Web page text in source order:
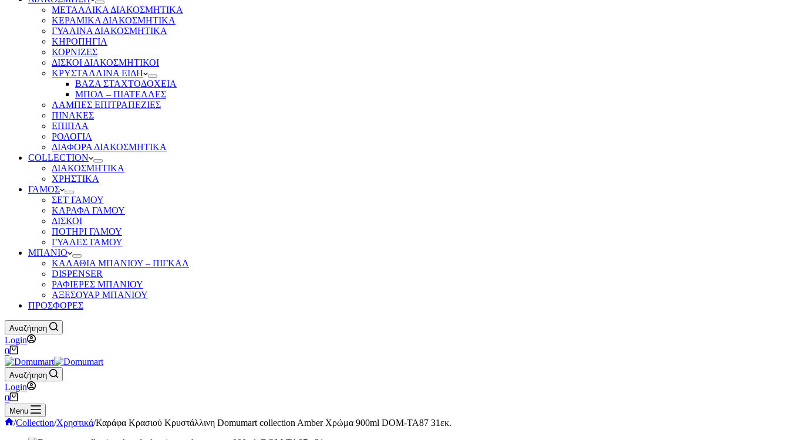
ΜΕΤΑΛΛΙΚΑ ΔΙΑΚΟΣΜΗΤΙΚΑ
ΚΕΡΑΜΙΚΑ ΔΙΑΚΟΣΜΗΤΙΚΑ
ΓΥΑΛΙΝΑ ΔΙΑΚΟΣΜΗΤΙΚΑ
ΚΗΡΟΠΗΓΙΑ
ΚΟΡΝΙΖΕΣ
ΔΙΣΚΟΙ ΔΙΑΚΟΣΜΗΤΙΚΟΙ
ΚΡΥΣΤΑΛΛΙΝΑ ΕΙΔΗ
ΒΑΖΑ ΣΤΑΧΤΟΔΟΧΕΙΑ
ΜΠΟΛ – ΠΙΑΤΕΛΛΕΣ
ΛΑΜΠΕΣ ΕΠΙΤΡΑΠΕΖΙΕΣ
ΠΙΝΑΚΕΣ
ΕΠΙΠΛΑ
ΡΟΛΟΓΙΑ
ΔΙΑΦΟΡΑ ΔΙΑΚΟΣΜΗΤΙΚΑ
COLLECTION
ΔΙΑΚΟΣΜΗΤΙΚΑ
ΧΡΗΣΤΙΚΑ
ΓΑΜΟΣ
ΣΕΤ ΓΑΜΟΥ
ΚΑΡΑΦΑ ΓΑΜΟΥ
ΔΙΣΚΟΙ
ΠΟΤΗΡΙ ΓΑΜΟΥ
ΓΥΑΛΕΣ ΓΑΜΟΥ
ΜΠΑΝΙΟ
ΚΑΛΑΘΙΑ ΜΠΑΝΙΟΥ – ΠΙΓΚΑΛ
DISPENSER
ΡΑΦΙΕΡΕΣ ΜΠΑΝΙΟΥ
ΑΞΕΣΟΥΑΡ ΜΠΑΝΙΟΥ
ΠΡΟΣΦΟΡΕΣ
Αναζήτηση
Login
Καλάθι
Αγορών
0
Αναζήτηση
Login
Καλάθι
Αγορών
0
Menu
Αρχική
/Collection/Χρηστικά/Καράφα Κρασιού Κρυστάλλινη Domumart collection Amber Χρώμα 900ml DOM-TA87 31εκ.